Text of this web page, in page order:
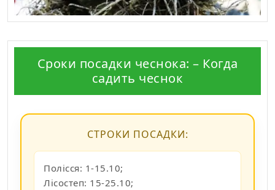
Сроки посадки чеснока: – Когда
садить чеснок
СТРОКИ ПОСАДКИ:
Полісся: 1-15.10;
Лісостеп: 15-25.10;